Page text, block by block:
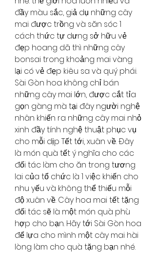
đầy màu sắc, giả dụ những cây
mai được trồng và săn sóc 1
cách thức tự dưng sở hữu vẻ
đẹp hoang dã thì những cây
bonsai trong khoảng mai vàng
lại có vẻ đẹp kiêu sa và quý phái.
Sài Gòn hoa không chỉ bán
những cây mai lớn, được cắt tỉa
gọn gàng mà tại đây người nghệ
nhân khiến ra những cây mai nhỏ
xinh đầy tính nghệ thuật phục vụ
cho mỗi dịp Tết tới, xuân về. Đây
là món quà tết ý nghĩa cho các
đối tác làm cho ăn trong tương
lai của tổ chức là 1 việc khiến cho
nhu yếu và không thể thiếu mỗi
độ xuân về. Cây hoa mai tết tặng
đối tác sẽ là một món quà phù
hợp cho bạn. Hãy tới Sài Gòn hoa
để lựa cho mình một cây mai hài
lòng làm cho quà tặng bạn nhé.